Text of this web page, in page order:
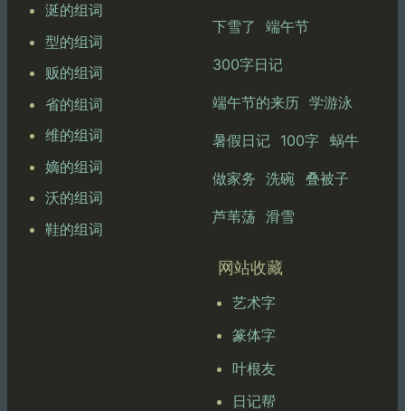
涎的组词
型的组词
贩的组词
省的组词
维的组词
嫡的组词
沃的组词
鞋的组词
下雪了 端午节
300字日记
端午节的来历 学游泳
暑假日记 100字 蜗牛
做家务 洗碗 叠被子
芦苇荡 滑雪
网站收藏
艺术字
篆体字
叶根友
日记帮